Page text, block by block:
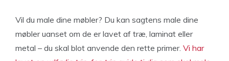
Vil du male dine møbler? Du kan sagtens male dine
møbler uanset om de er lavet af træ, laminat eller
metal – du skal blot anvende den rette primer. Vi har